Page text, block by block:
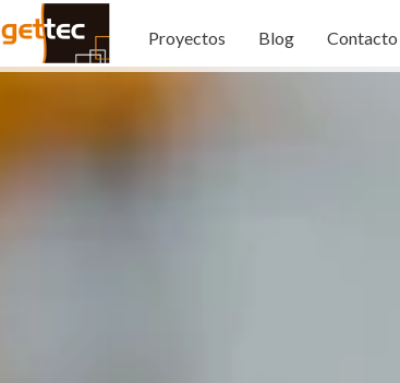
Proyectos Blog Contacto